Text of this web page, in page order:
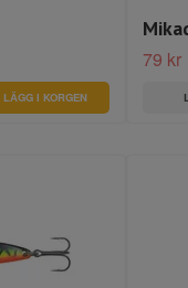
LÄGG I KORGEN
79 kr